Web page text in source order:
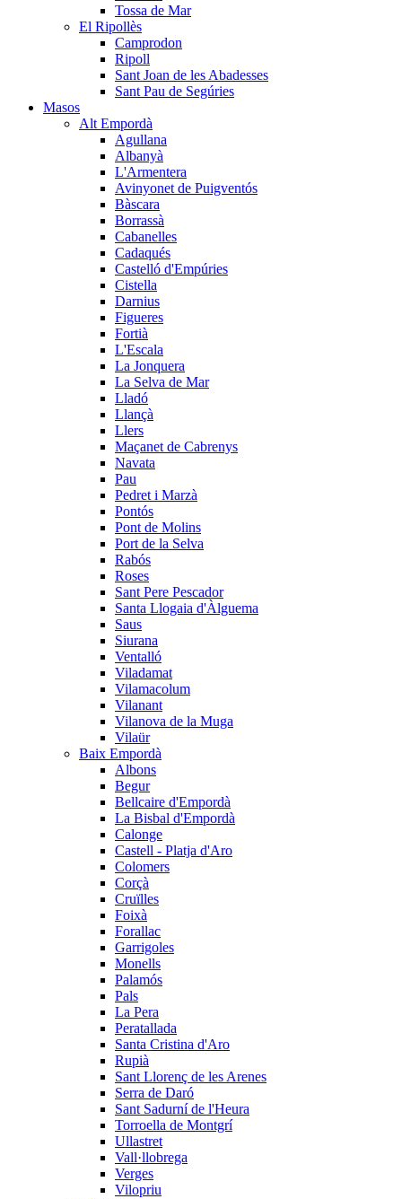
Tossa de Mar
El Ripollès
Camprodon
Ripoll
Sant Joan de les Abadesses
Sant Pau de Segúries
Masos
Alt Empordà
Agullana
Albanyà
L'Armentera
Avinyonet de Puigventós
Bàscara
Borrassà
Cabanelles
Cadaqués
Castelló d'Empúries
Cistella
Darnius
Figueres
Fortià
L'Escala
La Jonquera
La Selva de Mar
Lladó
Llançà
Llers
Maçanet de Cabrenys
Navata
Pau
Pedret i Marzà
Pontós
Pont de Molins
Port de la Selva
Rabós
Roses
Sant Pere Pescador
Santa Llogaia d'Àlguema
Saus
Siurana
Ventalló
Viladamat
Vilamacolum
Vilanant
Vilanova de la Muga
Vilaür
Baix Empordà
Albons
Begur
Bellcaire d'Empordà
La Bisbal d'Empordà
Calonge
Castell - Platja d'Aro
Colomers
Corçà
Cruïlles
Foixà
Forallac
Garrigoles
Monells
Palamós
Pals
La Pera
Peratallada
Santa Cristina d'Aro
Rupià
Sant Llorenç de les Arenes
Serra de Daró
Sant Sadurní de l'Heura
Torroella de Montgrí
Ullastret
Vall·llobrega
Verges
Vilopriu